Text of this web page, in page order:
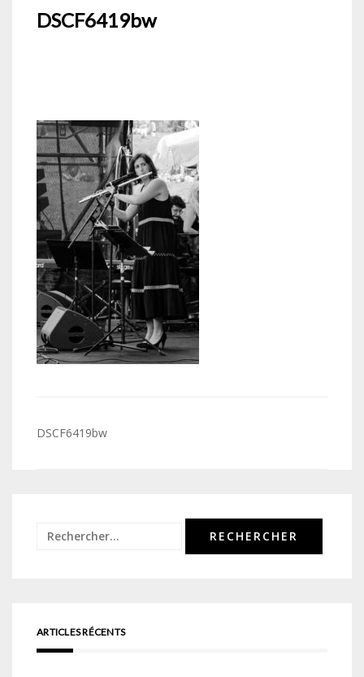
DSCF6419bw
Navigation
DSCF6419bw
Rechercher :
ARTICLES RÉCENTS